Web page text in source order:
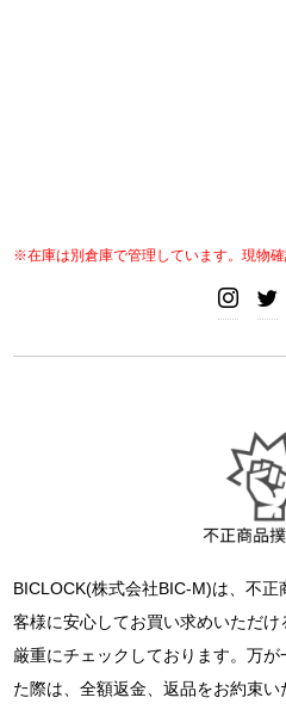
※在庫は別倉庫で管理しています。現物確
BICLOCK(株式会社BIC-M)は、不
客様に安心してお買い求めいただ
厳重にチェックしております。万
た際は、全額返金、返品をお約束い